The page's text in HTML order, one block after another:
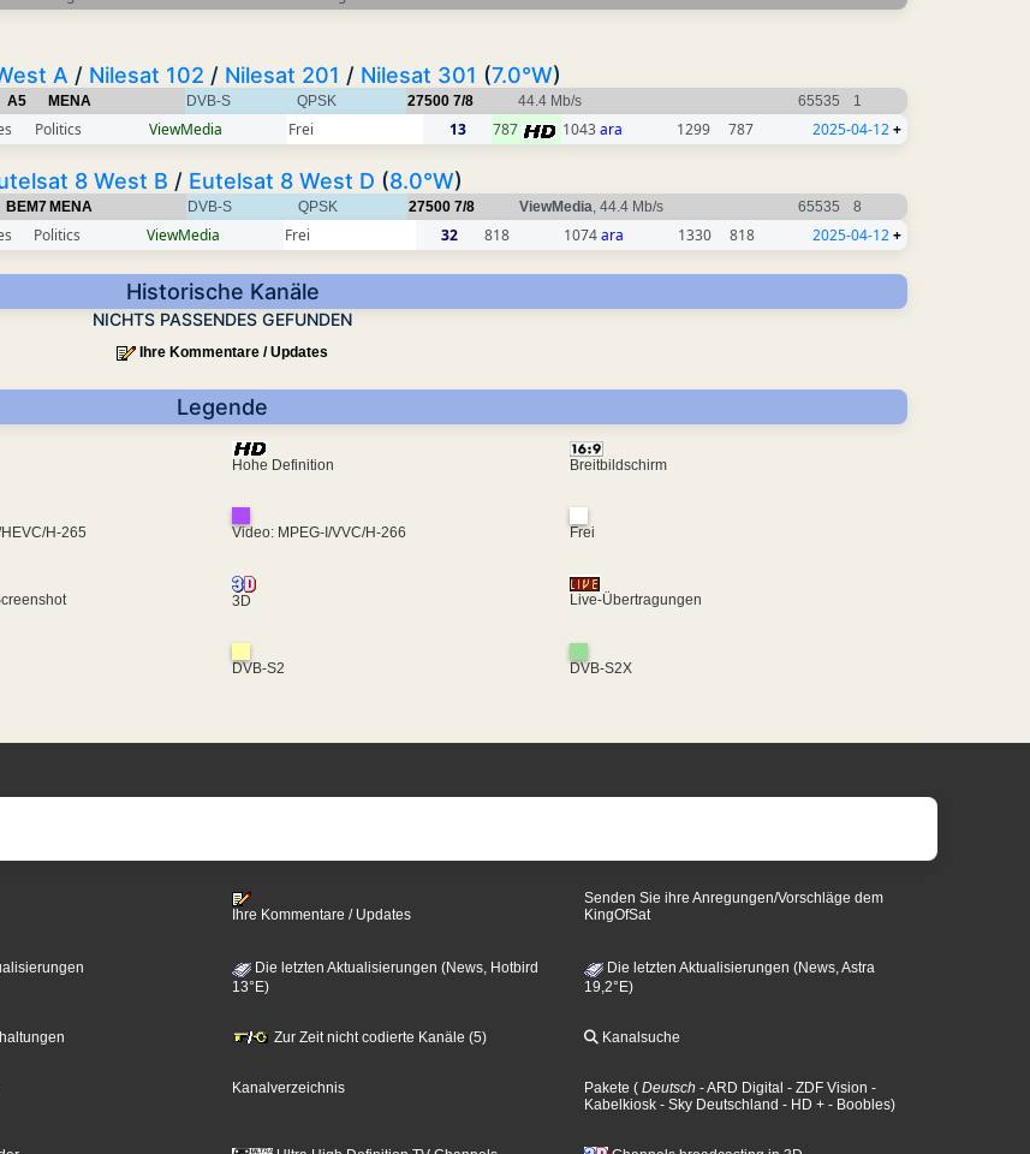
A / Nilesat 102 / Nilesat 201 / Nilesat 301 (7.0°W)
A5 MENA DVB-S QPSK 27500 7/8 44.4 Mb/s 65535 1
Politics ViewMedia Frei 13 787 1043ara 1299 787 2025-04-12+
8 West B / Eutelsat 8 West D (8.0°W)
BEM7 MENA DVB-S QPSK 27500 7/8 ViewMedia, 44.4 Mb/s 65535 8
Politics ViewMedia Frei 32 818 1074ara 1330 818 2025-04-12+
Historische Kanäle
NICHTS PASSENDES GEFUNDEN
Ihre Kommentare / Updates
Legende
Hohe Definition Breitbildschirm
H-265 Video: MPEG-I/VVC/H-266 Frei
3D Live-Übertragungen
DVB-S2 DVB-S2X
Ihre Kommentare / Updates
Senden Sie ihre Anregungen/Vorschläge dem
KingOfSat
Die letzten Aktualisierungen (News, Hotbird
13°E)
Die letzten Aktualisierungen (News, Astra
19,2°E)
Zur Zeit nicht codierte Kanäle (5) Kanalsuche
Kanalverzeichnis Pakete ( Deutsch - ARD Digital - ZDF Vision -
Kabelkiosk - Sky Deutschland - HD + - Boobles)